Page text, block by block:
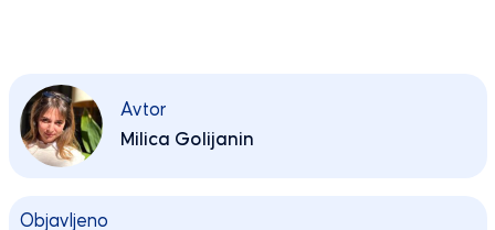
Avtor
Milica Golijanin
Objavljeno